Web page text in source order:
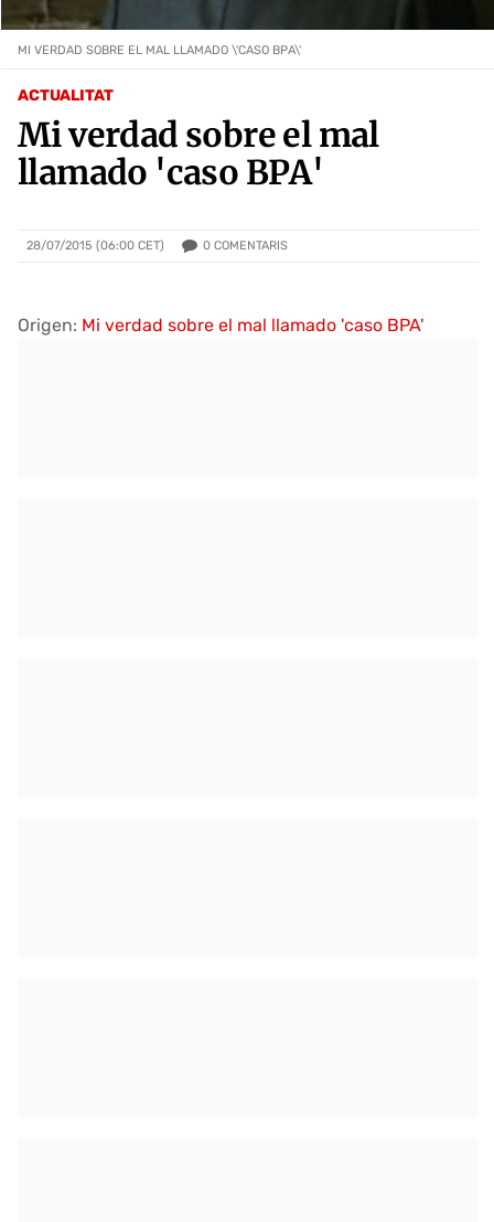
ACTUALITAT
Mi verdad sobre el mal
llamado 'caso BPA'
28/07/2015 (06:00 CET) 0 COMENTARIS
MI VERDAD SOBRE EL MAL LLAMADO \'CASO BPA\'
Origen: Mi verdad sobre el mal llamado 'caso BPA'